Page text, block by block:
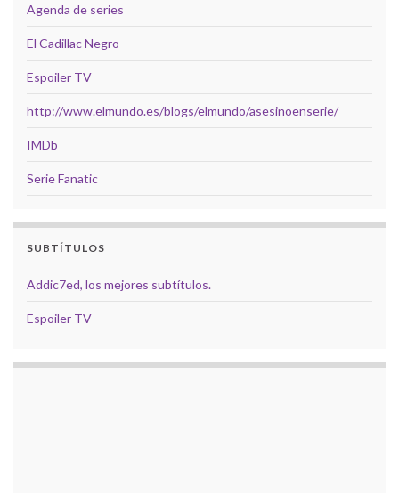
Agenda de series
El Cadillac Negro
Espoiler TV
http://www.elmundo.es/blogs/elmundo/asesinoenserie/
IMDb
Serie Fanatic
SUBTÍTULOS
Addic7ed, los mejores subtítulos.
Espoiler TV